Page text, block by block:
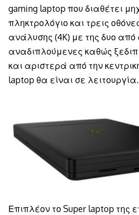
gaming laptop που διαθέτει
πληκτρολόγιο και τρεις
ανάλυσης (4K) με της δυο από
αναδιπλούμενες καθώς
και αριστερά από την
laptop θα είναι σε λειτουργία.
Επιπλέον το Super laptop της